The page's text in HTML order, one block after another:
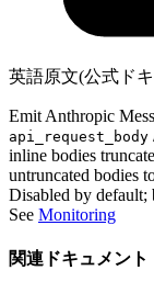
英語原文(公式ド
Emit Anthropic
api_request_body
inline bodies
untruncated bodies
Disabled by default;
See Monitoring
関連ドキュメント